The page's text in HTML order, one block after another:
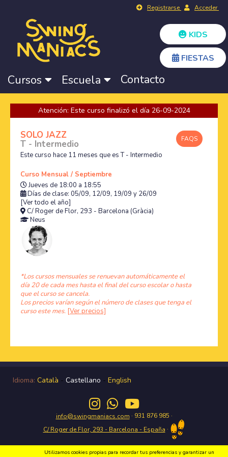
Registrarse Acceder
KIDS
FIESTAS
Cursos Escuela Contacto
Atención: Este curso finalizó el día 26-09-2024
FAQS
SOLO JAZZ
T - Intermedio
Este curso hace 11 meses que es T - Intermedio
Curso Mensual / Septiembre
Jueves de 18:00 a 18:55
Días de clase: 05/09, 12/09, 19/09 y 26/09
[Ver todo el año]
C/ Roger de Flor, 293 - Barcelona (Gràcia)
Neus
*Los cursos mensuales se renuevan automáticamente el
día 20 de cada mes hasta el final del curso escolar o hasta
que el curso se cancela.
Los precios varían según el número de clases que tenga el
curso este mes. [Ver precios]
Idioma: Català - Castellano - English
info@swingmaniacs.com · 931 876 985 ·
C/ Roger de Flor, 293 - Barcelona - España ·
Utilizamos cookies propias para recordar tus preferencias y garantizar un